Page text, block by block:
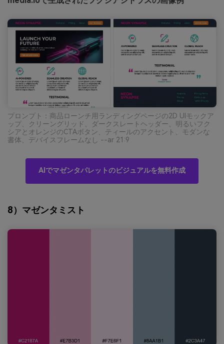
プロンプト：商品ローンチ用ランディングページの2D UIモックア
ップ、クリーングリッド、ダークスレートヘッダー、明るいフク
シアとオレンジのCTAボタン、ティールのアクセント、モダンな
書体、デバイスフレームなし --ar 21:9
AIでマゼンタパレットのビジュアルを無料作成
8）マゼンタミスト